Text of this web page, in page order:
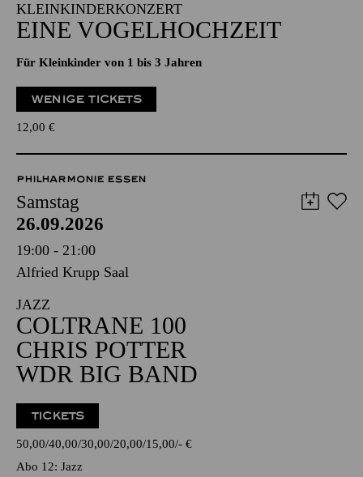
KLEINKINDERKONZERT
EINE VOGELHOCHZEIT
Für Kleinkinder von 1 bis 3 Jahren
WENIGE TICKETS
12,00 €
PHILHARMONIE ESSEN
Samstag
26.09.2026
19:00 - 21:00
Alfried Krupp Saal
JAZZ
COLTRANE 100
CHRIS POTTER
WDR BIG BAND
TICKETS
50,00 40,00 30,00 20,00 15,00 - €
Abo 12: Jazz